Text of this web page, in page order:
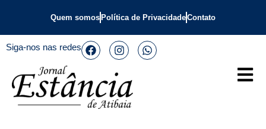
Quem somos Política de PrivacidadeContato
Siga-nos nas redes